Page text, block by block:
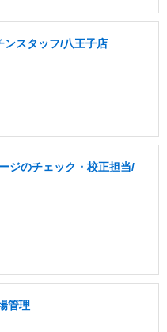
ンスタッフ/八王子店
ジのチェック・校正担当/
管理